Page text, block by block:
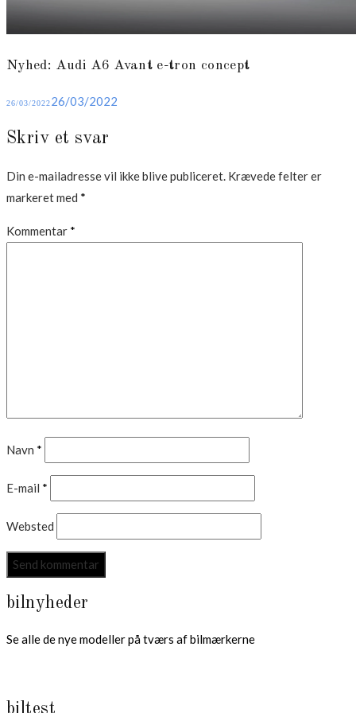
Nyhed: Audi A6 Avant e-tron concept
Posted
26/03/202226/03/2022
Skriv et svar
Din e-mailadresse vil ikke blive publiceret. Krævede felter er
markeret med *
Kommentar *
Navn *
E-mail *
Websted
bilnyheder
Se alle de nye modeller på tværs af bilmærkerne
biltest